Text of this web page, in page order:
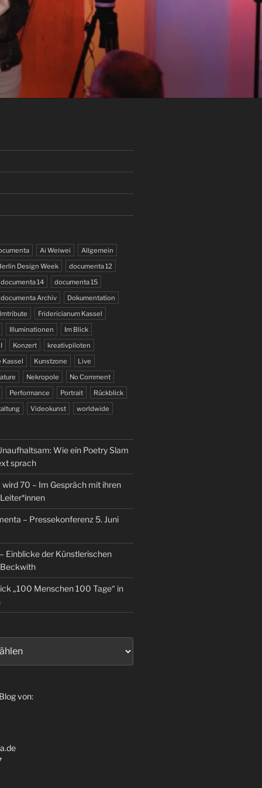
Ai Weiwei
Allgemein
Design Week
documenta 12
documenta 14
documenta 15
documenta Archiv
Dokumentation
Fridericianum Kassel
Illuminationen
Im Blick
Konzert
kreativpiloten
Kassel
Kunstzone
Live
Nekropole
No Comment
Performance
Portrait
Rückblick
Videokunst worldwide
Wie ein Poetry Slam
sprach
70 – Im Gespräch mit ihren
– Pressekonferenz 5. Juni
Einblicke der Künstlerischen
„100 Menschen 100 Tage“ in
von: